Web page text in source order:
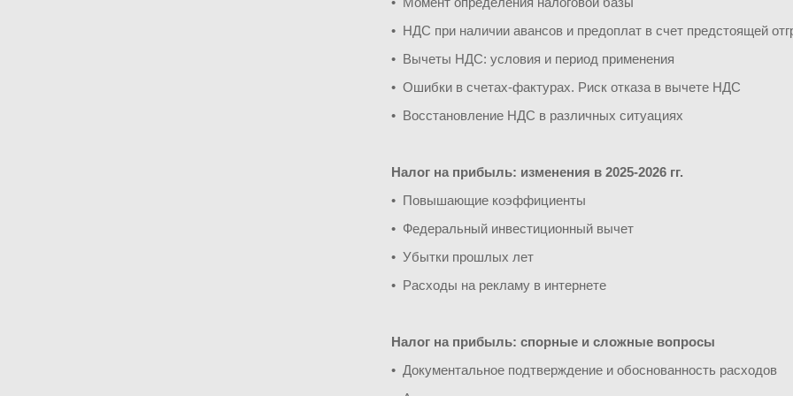
• НДС при наличии авансов и предоплат в счет предстоящей
• Вычеты НДС: условия и период применения
• Ошибки в счетах-фактурах. Риск отказа в вычете НДС
• Восстановление НДС в различных ситуациях
Налог на прибыль: изменения в 2025-2026 гг.
• Повышающие коэффициенты
• Федеральный инвестиционный вычет
• Убытки прошлых лет
• Расходы на рекламу в интернете
Налог на прибыль: спорные и сложные вопросы
• Документальное подтверждение и обоснованность расходов